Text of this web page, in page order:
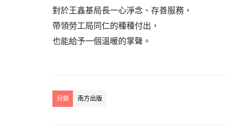
對於王鑫基局長一心淨念、存善服務，
帶領勞工局同仁的種種付出，
也能給予一個溫暖的掌聲。
分類 南方出版